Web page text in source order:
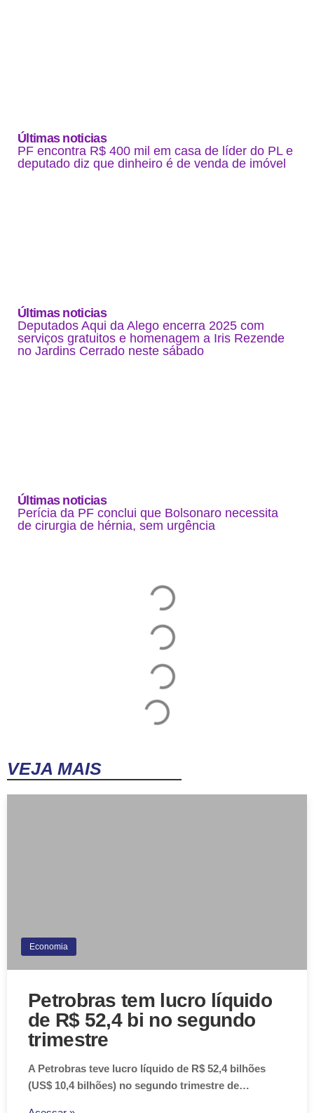
Últimas noticias
PF encontra R$ 400 mil em casa de líder do PL e
deputado diz que dinheiro é de venda de imóvel
Últimas noticias
Deputados Aqui da Alego encerra 2025 com
serviços gratuitos e homenagem a Iris Rezende
no Jardins Cerrado neste sábado
Últimas noticias
Perícia da PF conclui que Bolsonaro necessita
de cirurgia de hérnia, sem urgência
VEJA MAIS
Economia
Petrobras tem lucro líquido
de R$ 52,4 bi no segundo
trimestre
A Petrobras teve lucro líquido de R$ 52,4 bilhões
(US$ 10,4 bilhões) no segundo trimestre de…